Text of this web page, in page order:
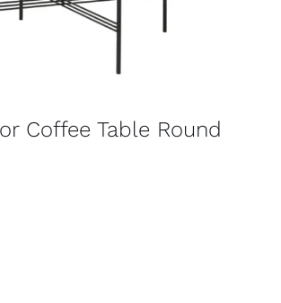
Coffee Table Round